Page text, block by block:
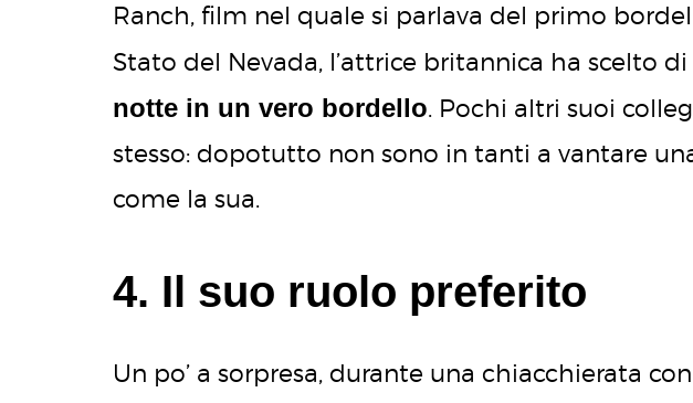
Ranch, film nel quale si parlava del primo
Stato del Nevada, l’attrice britannica ha scelto di
notte in un vero bordello. Pochi altri suoi
stesso: dopotutto non sono in tanti a vantare
come la sua.
4. Il suo ruolo preferito
Un po’ a sorpresa, durante una chiacchierata